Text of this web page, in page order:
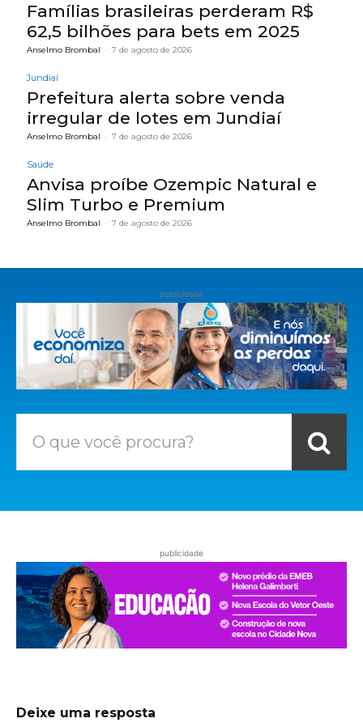
Famílias brasileiras perderam R$
62,5 bilhões para bets em 2025
Anselmo Brombal - 7 de agosto de 2026
Jundiaí
Prefeitura alerta sobre venda
irregular de lotes em Jundiaí
Anselmo Brombal - 7 de agosto de 2026
Saúde
Anvisa proíbe Ozempic Natural e
Slim Turbo e Premium
Anselmo Brombal - 7 de agosto de 2026
publicidade
O que você procura?
publicidade
Deixe uma resposta